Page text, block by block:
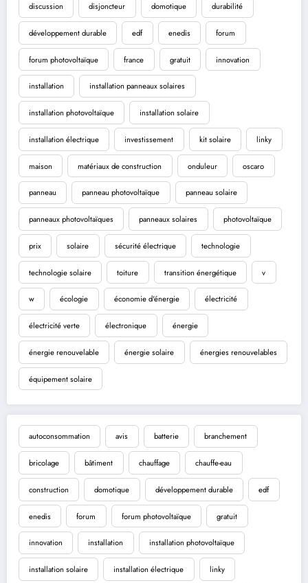
discussion disjoncteur domotique durabilité
développement durable edf enedis forum
forum photovoltaïque france gratuit innovation
installation installation panneaux solaires
installation photovoltaïque installation solaire
installation électrique investissement kit solaire linky
maison matériaux de construction onduleur oscaro
panneau panneau photovoltaïque panneau solaire
panneaux photovoltaïques panneaux solaires photovoltaïque
prix solaire sécurité électrique technologie
technologie solaire toiture transition énergétique v
w écologie économie d'énergie électricité
électricité verte électronique énergie
énergie renouvelable énergie solaire énergies renouvelables
équipement solaire
autoconsommation avis batterie branchement
bricolage bâtiment chauffage chauffe-eau
construction domotique développement durable edf
enedis forum forum photovoltaïque gratuit
innovation installation installation photovoltaïque
installation solaire installation électrique linky